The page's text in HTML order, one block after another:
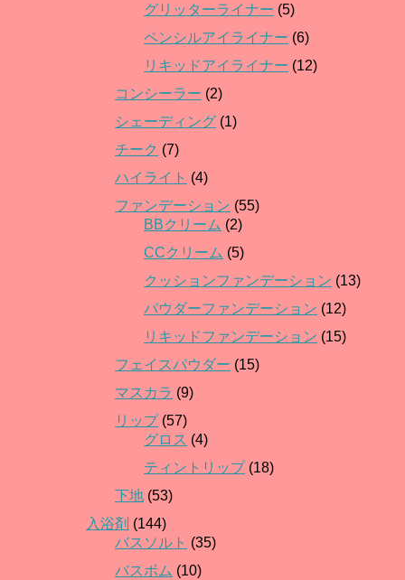
グリッターライナー (5)
ペンシルアイライナー (6)
リキッドアイライナー (12)
コンシーラー (2)
シェーディング (1)
チーク (7)
ハイライト (4)
ファンデーション (55)
BBクリーム (2)
CCクリーム (5)
クッションファンデーション (13)
パウダーファンデーション (12)
リキッドファンデーション (15)
フェイスパウダー (15)
マスカラ (9)
リップ(57)
グロス (4)
ティントリップ(18)
下地 (53)
入浴剤 (144)
バスソルト (35)
バスボム (10)